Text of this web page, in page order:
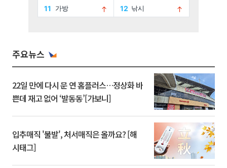
주요뉴스
22일 만에 다시 문 연 홈플러스…정상화 바
쁜데 재고 없어 ‘발동동’[가보니]
입추매직 '불발', 처서매직은 올까요? [해
시태그]